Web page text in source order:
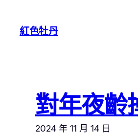
紅色牡丹
對年夜齡
2024 年 11 月 14 日